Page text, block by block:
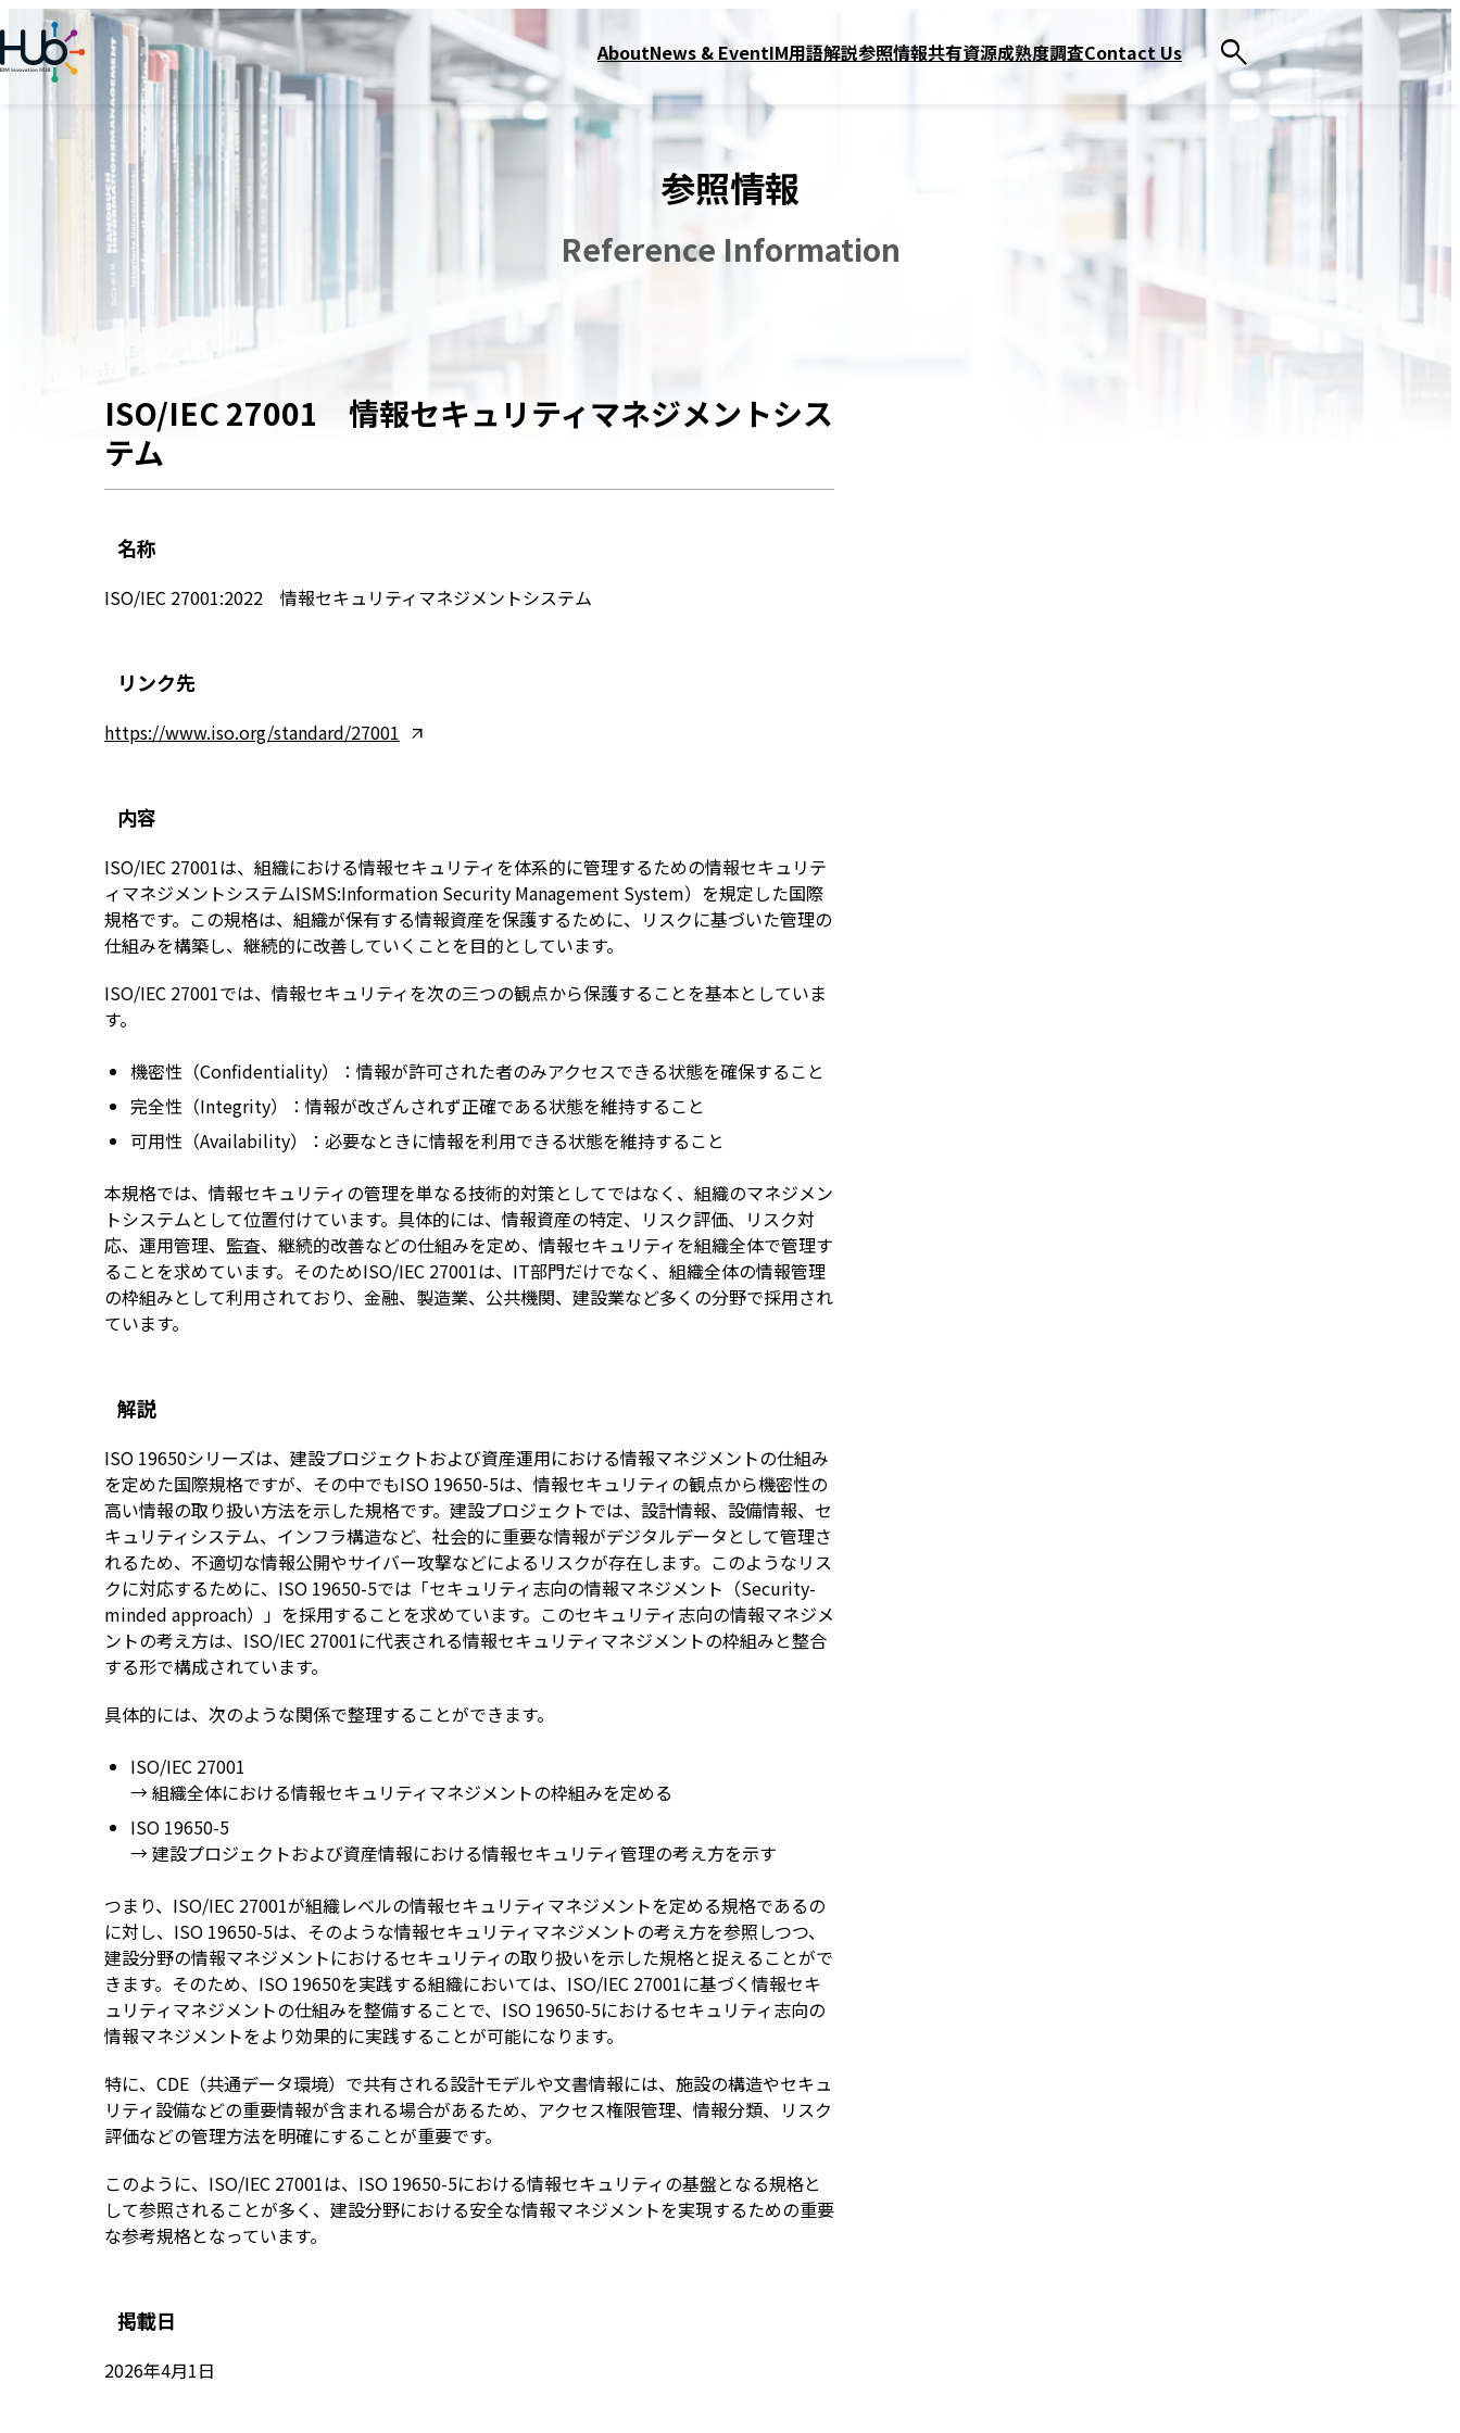
容
を
AboutNews & EventIM用語解説参照情報共有資源成熟度調査Contact Us
参照情報
Reference Information
ISO/IEC 27001 情報セキュリティマネジメントシス
テム
名称
ISO/IEC 27001:2022 情報セキュリティマネジメントシステム
リンク先
https://www.iso.org/standard/27001
内容
ISO/IEC 27001は、組織における情報セキュリティを体系的に管理するための情報セキュリテ
ィマネジメントシステムISMS:Information Security Management System）を規定した国際
規格です。この規格は、組織が保有する情報資産を保護するために、リスクに基づいた管理の
仕組みを構築し、継続的に改善していくことを目的としています。
ISO/IEC 27001では、情報セキュリティを次の三つの観点から保護することを基本としていま
す。
機密性（Confidentiality）：情報が許可された者のみアクセスできる状態を確保すること
完全性（Integrity）：情報が改ざんされず正確である状態を維持すること
可用性（Availability）：必要なときに情報を利用できる状態を維持すること
本規格では、情報セキュリティの管理を単なる技術的対策としてではなく、組織のマネジメン
トシステムとして位置付けています。具体的には、情報資産の特定、リスク評価、リスク対
応、運用管理、監査、継続的改善などの仕組みを定め、情報セキュリティを組織全体で管理す
ることを求めています。そのためISO/IEC 27001は、IT部門だけでなく、組織全体の情報管理
の枠組みとして利用されており、金融、製造業、公共機関、建設業など多くの分野で採用され
ています。
解説
ISO 19650シリーズは、建設プロジェクトおよび資産運用における情報マネジメントの仕組み
を定めた国際規格ですが、その中でもISO 19650-5は、情報セキュリティの観点から機密性の
高い情報の取り扱い方法を示した規格です。建設プロジェクトでは、設計情報、設備情報、セ
キュリティシステム、インフラ構造など、社会的に重要な情報がデジタルデータとして管理さ
れるため、不適切な情報公開やサイバー攻撃などによるリスクが存在します。このようなリス
クに対応するために、ISO 19650-5では「セキュリティ志向の情報マネジメント（Security-
minded approach）」を採用することを求めています。このセキュリティ志向の情報マネジメ
ントの考え方は、ISO/IEC 27001に代表される情報セキュリティマネジメントの枠組みと整合
する形で構成されています。
具体的には、次のような関係で整理することができます。
ISO/IEC 27001
→ 組織全体における情報セキュリティマネジメントの枠組みを定める
ISO 19650-5
→ 建設プロジェクトおよび資産情報における情報セキュリティ管理の考え方を示す
つまり、ISO/IEC 27001が組織レベルの情報セキュリティマネジメントを定める規格であるの
に対し、ISO 19650-5は、そのような情報セキュリティマネジメントの考え方を参照しつつ、
建設分野の情報マネジメントにおけるセキュリティの取り扱いを示した規格と捉えることがで
きます。そのため、ISO 19650を実践する組織においては、ISO/IEC 27001に基づく情報セキ
ュリティマネジメントの仕組みを整備することで、ISO 19650-5におけるセキュリティ志向の
情報マネジメントをより効果的に実践することが可能になります。
特に、CDE（共通データ環境）で共有される設計モデルや文書情報には、施設の構造やセキュ
リティ設備などの重要情報が含まれる場合があるため、アクセス権限管理、情報分類、リスク
評価などの管理方法を明確にすることが重要です。
このように、ISO/IEC 27001は、ISO 19650-5における情報セキュリティの基盤となる規格と
して参照されることが多く、建設分野における安全な情報マネジメントを実現するための重要
な参考規格となっています。
掲載日
2026年4月1日